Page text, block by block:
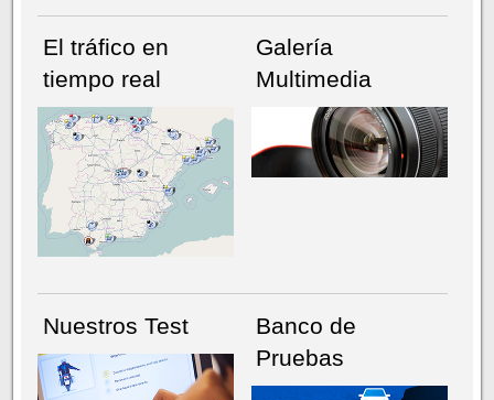
NÚMERO ACTUALHEMEROTECA
El tráfico en
tiempo real
Galería
Multimedia
Nuestros Test
Banco de
Pruebas